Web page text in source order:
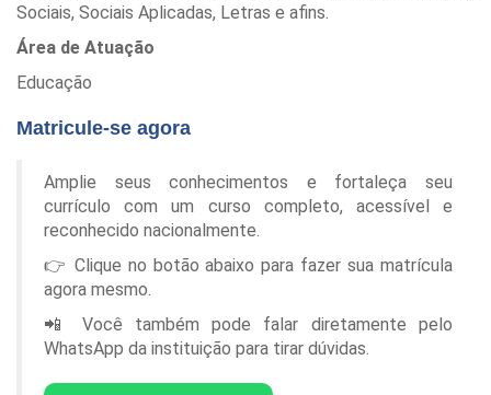
Sociais, Sociais Aplicadas, Letras e afins.
Área de Atuação
Educação
Matricule-se agora
Amplie seus conhecimentos e fortaleça seu
currículo com um curso completo, acessível e
reconhecido nacionalmente.
👉 Clique no botão abaixo para fazer sua matrícula
agora mesmo.
📲 Você também pode falar diretamente pelo
WhatsApp da instituição para tirar dúvidas.